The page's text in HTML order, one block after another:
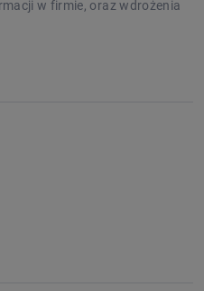
w firmie, oraz wdrożenia